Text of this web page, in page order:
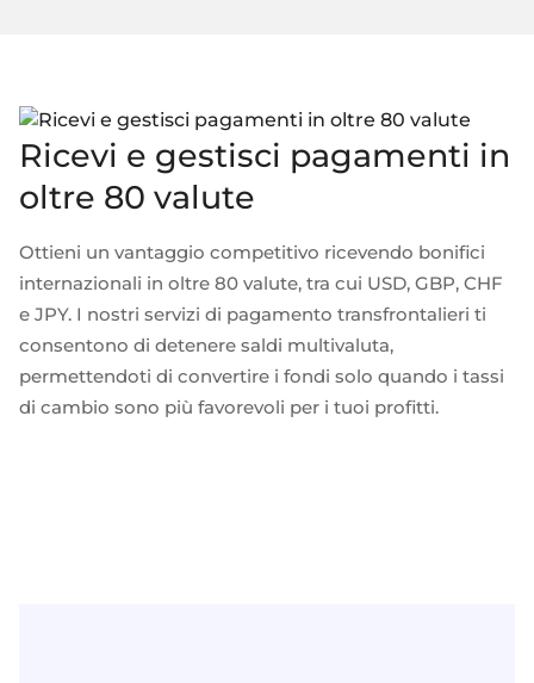
Fintech
Prestito
Gestione patrimoniale
Commercio elettronico
Cambio valuta
80+ valute
Open banking
Acquisizione della carta
VISA, Mastercard, carte di debito o di credito
Pagamenti ricorrenti
Abbonamenti
Guide
Riferimento API
Indice europeo Fintech
Ricevi e gestisci pagamenti in
oltre 80 valute
Ottieni un vantaggio competitivo ricevendo bonifici
internazionali in oltre 80 valute, tra cui USD, GBP, CHF
e JPY. I nostri servizi di pagamento transfrontalieri ti
consentono di detenere saldi multivaluta,
permettendoti di convertire i fondi solo quando i tassi
di cambio sono più favorevoli per i tuoi profitti.